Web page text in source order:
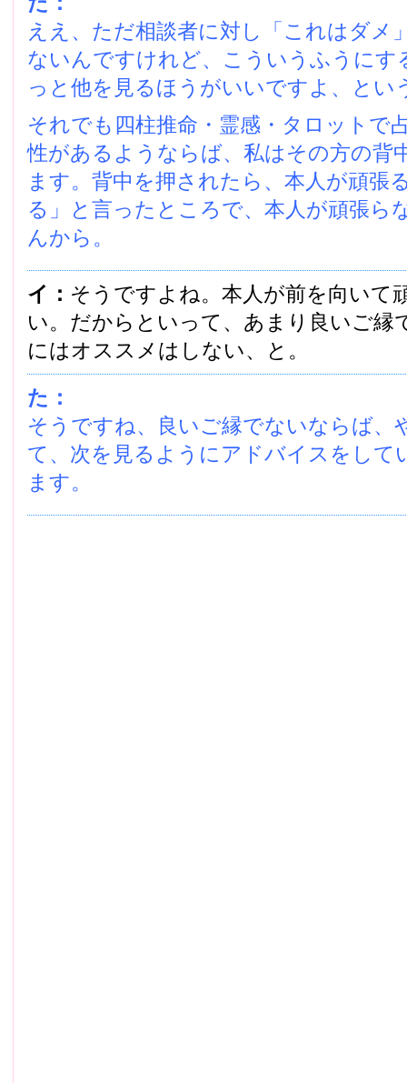
ええ、ただ相談者に対し「これはダメ
ないんですけれど、こういうふうにす
っと他を見るほうがいいですよ、とい
それでも四柱推命・霊感・タロットで
性があるようならば、私はその方の背
ます。背中を押されたら、本人が頑張
る」と言ったところで、本人が頑張ら
んから。
イ： そうですよね。本人が前を向いて
い。だからといって、あまり良いご縁
にはオススメはしない、と。
た：
そうですね、良いご縁でないならば、
て、次を見るようにアドバイスをして
ます。